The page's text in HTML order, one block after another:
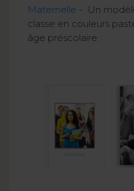
Maternelle - Un
classe en couleurs
âge préscolaire.